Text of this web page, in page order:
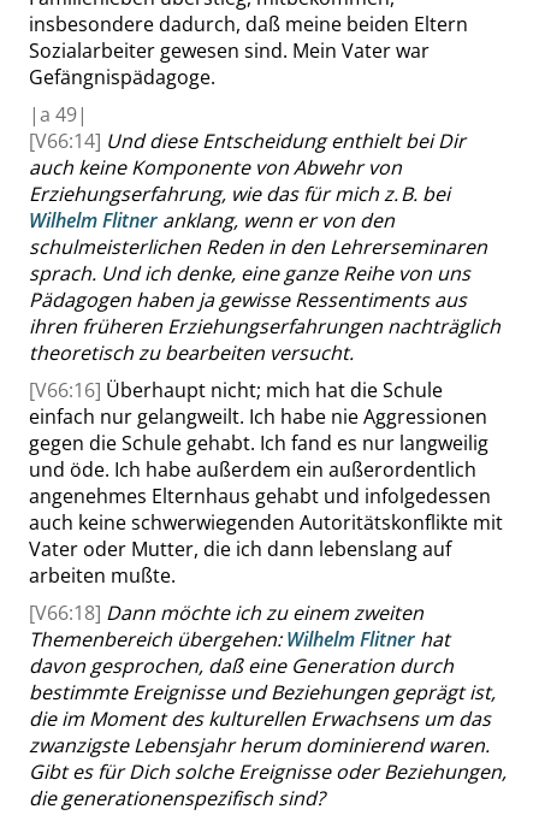
insbesondere dadurch, daß meine beiden Eltern
Sozialarbeiter gewesen sind. Mein Vater war
Gefängnispädagoge.
|a 49|
[V66:14] Und diese Entscheidung enthielt bei Dir
auch keine Komponente von Abwehr von
Erziehungserfahrung, wie das für michz. B. bei
Wilhelm Flitner anklang, wenn er von den
schulmeisterlichen Reden in den Lehrerseminaren
sprach. Und ich denke, eine ganze Reihe von uns
Pädagogen haben ja gewisse Ressentiments aus
ihren früheren Erziehungserfahrungen nachträglich
theoretisch zu bearbeiten versucht.
[V66:16] Überhaupt nicht; mich hat die Schule
einfach nur gelangweilt. Ich habe nie Aggressionen
gegen die Schule gehabt. Ich fand es nur langweilig
und öde. Ich habe außerdem ein außerordentlich
angenehmes Elternhaus gehabt und infolgedessen
auch keine schwerwiegenden Autoritätskonflikte mit
Vater oder Mutter, die ich dann lebenslang auf
arbeiten mußte.
[V66:18] Dann möchte ich zu einem zweiten
Themenbereich übergehen:Wilhelm Flitner hat
davon gesprochen, daß eine Generation durch
bestimmte Ereignisse und Beziehungen geprägt ist,
die im Moment des kulturellen Erwachsens um das
zwanzigste Lebensjahr herum dominierend waren.
Gibt es für Dich solche Ereignisse oder Beziehungen,
die generationenspezifisch sind?